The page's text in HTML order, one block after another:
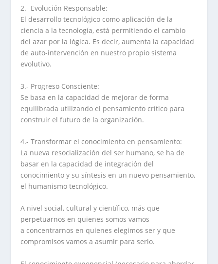
2.- Evolución Responsable:
El desarrollo tecnológico como aplicación de la
ciencia a la tecnología, está permitiendo el cambio
del azar por la lógica. Es decir, aumenta la capacidad
de auto-intervención en nuestro propio sistema
evolutivo.
3.- Progreso Consciente:
Se basa en la capacidad de mejorar de forma
equilibrada utilizando el pensamiento crítico para
construir el futuro de la organización.
4.- Transformar el conocimiento en pensamiento:
La nueva resocialización del ser humano, se ha de
basar en la capacidad de integración del
conocimiento y su síntesis en un nuevo pensamiento,
el humanismo tecnológico.
A nivel social, cultural y científico, más que
perpetuarnos en quienes somos vamos
a concentrarnos en quienes elegimos ser y que
compromisos vamos a asumir para serlo.